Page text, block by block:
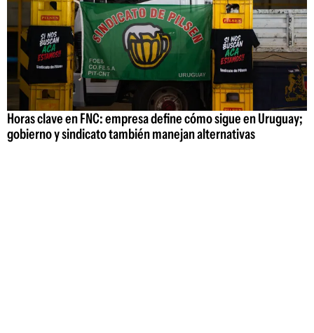
Horas clave en FNC: empresa define cómo sigue en Uruguay;
gobierno y sindicato también manejan alternativas